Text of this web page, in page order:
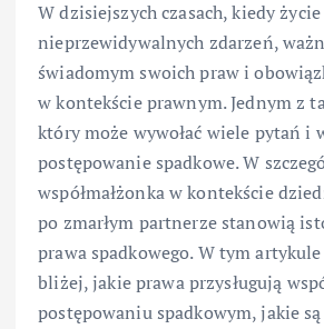
W dzisiejszych czasach, kiedy
nieprzewidywalnych zdarzeń,
świadomym swoich praw i
w kontekście prawnym. Jednym z
który może wywołać wiele pytań i
postępowanie spadkowe. W
współmałżonka w kontekście
po zmarłym partnerze stanowią
prawa spadkowego. W tym
bliżej, jakie prawa przysługują
postępowaniu spadkowym, jakie są